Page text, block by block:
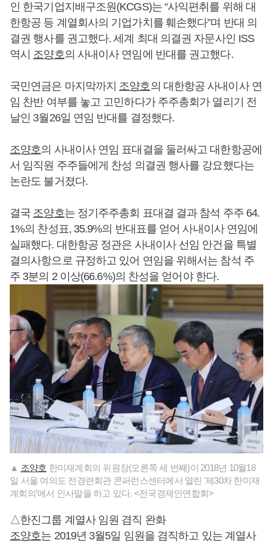
인 한국기업지배구조원(KCGS)는 “사익편취를 위해 대
한항공 등 계열회사의 기업가치를 훼손했다”며 반대 의
결권 행사를 권고했다. 세계 최대 의결권 자문사인 ISS
역시 조양호의 사내이사 연임에 반대를 권고했다.
국민연금은 마지막까지 조양호의 대한항공 사내이사 연
임 찬반 여부를 놓고 고민하다가 주주총회가 열리기 전
날인 3월26일 연임 반대를 결정했다.
조양호의 사내이사 연임 표대결을 둘러싸고 대한항공에
서 임직원 주주들에게 찬성 의결권 행사를 강요했다는
논란도 불거졌다.
결국 조양호는 정기주주총회 표대결 결과 참석 주주 64.
1%의 찬성표, 35.9%의 반대표를 얻어 사내이사 연임에
실패했다. 대한항공 정관은 사내이사 선임 안건을 특별
결의사항으로 규정하고 있어 연임을 위해서는 참석 주
주 3분의 2 이상(66.6%)의 찬성을 얻어야 한다.
▲ 조양호 한미재계회의 위원장(오른쪽 세 번째)이 2018년 10월18
일 서울 여의도 전경련회관 콘퍼런스센터에서 열린 '제30차 한미재
계회의'에서 인사말을 하고 있다. <전국경제인연합회>
△한진그룹 계열사 임원 겸직 완화
조양호는 2019년 3월5일 임원을 겸직하고 있는 계열사